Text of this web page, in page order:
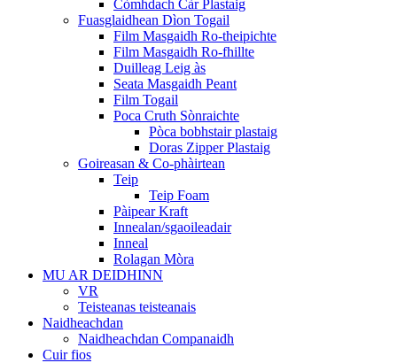
Còmhdach Càr Plastaig
Fuasglaidhean Dìon Togail
Film Masgaidh Ro-theipichte
Film Masgaidh Ro-fhillte
Duilleag Leig às
Seata Masgaidh Peant
Film Togail
Poca Cruth Sònraichte
Pòca bobhstair plastaig
Doras Zipper Plastaig
Goireasan & Co-phàirtean
Teip
Teip Foam
Pàipear Kraft
Innealan/sgaoileadair
Inneal
Rolagan Mòra
MU AR DEIDHINN
VR
Teisteanas teisteanais
Naidheachdan
Naidheachdan Companaidh
Cuir fios